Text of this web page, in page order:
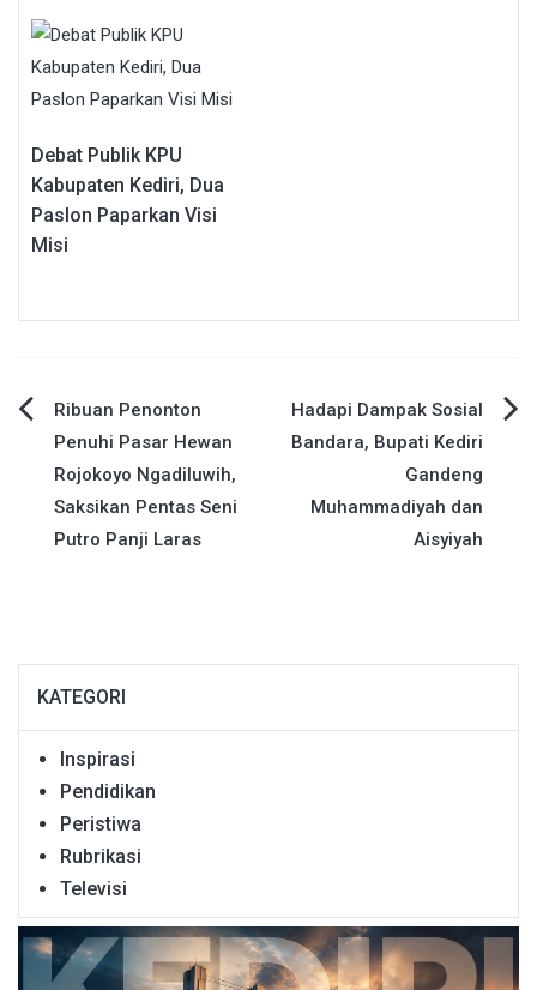
Debat Publik KPU
Kabupaten Kediri, Dua
Paslon Paparkan Visi
Misi
Navigasi
pos
Ribuan Penonton
Penuhi Pasar Hewan
Rojokoyo Ngadiluwih,
Saksikan Pentas Seni
Putro Panji Laras
Hadapi Dampak Sosial
Bandara, Bupati Kediri
Gandeng
Muhammadiyah dan
Aisyiyah
KATEGORI
Inspirasi
Pendidikan
Peristiwa
Rubrikasi
Televisi